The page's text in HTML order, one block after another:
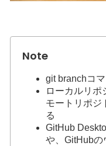
git branchコ
ローカルリポ
モートリポジ
る
GitHub
や、GitHubの